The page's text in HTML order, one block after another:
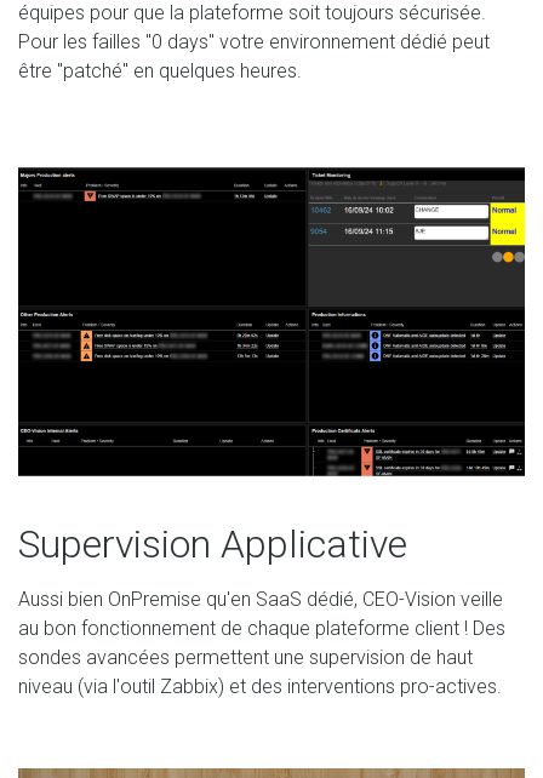
équipes pour que la plateforme soit toujours sécurisée.
Pour les failles "0 days" votre environnement dédié peut
être "patché" en quelques heures.
Supervision Applicative
Aussi bien OnPremise qu'en SaaS dédié, CEO-Vision veille
au bon fonctionnement de chaque plateforme client ! Des
sondes avancées permettent une supervision de haut
niveau (via l'outil Zabbix) et des interventions pro-actives.